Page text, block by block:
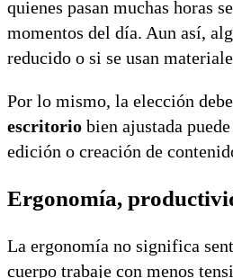
quienes pasan muchas horas
momentos del día. Aun así,
reducido o si se usan
Por lo mismo, la elección
escritorio bien ajustada
edición o creación de
Ergonomía,
La ergonomía no significa
cuerpo trabaje con menos